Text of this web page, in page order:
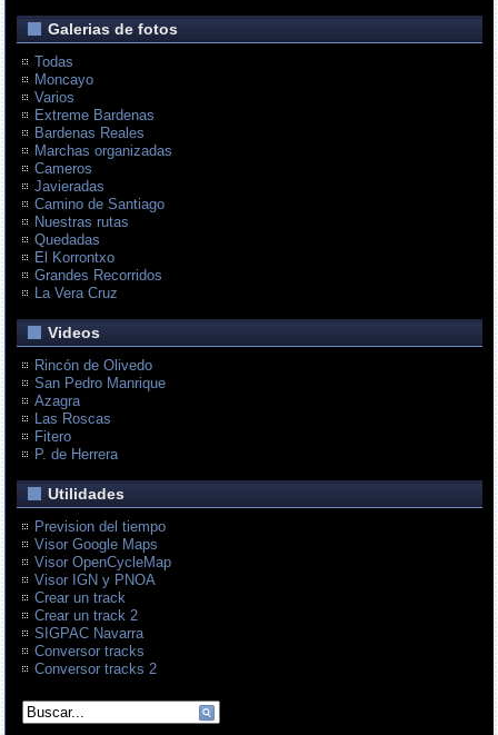
Galerias de fotos
Todas
Moncayo
Varios
Extreme Bardenas
Bardenas Reales
Marchas organizadas
Cameros
Javieradas
Camino de Santiago
Nuestras rutas
Quedadas
El Korrontxo
Grandes Recorridos
La Vera Cruz
Videos
Rincón de Olivedo
San Pedro Manrique
Azagra
Las Roscas
Fitero
P. de Herrera
Utilidades
Prevision del tiempo
Visor Google Maps
Visor OpenCycleMap
Visor IGN y PNOA
Crear un track
Crear un track 2
SIGPAC Navarra
Conversor tracks
Conversor tracks 2